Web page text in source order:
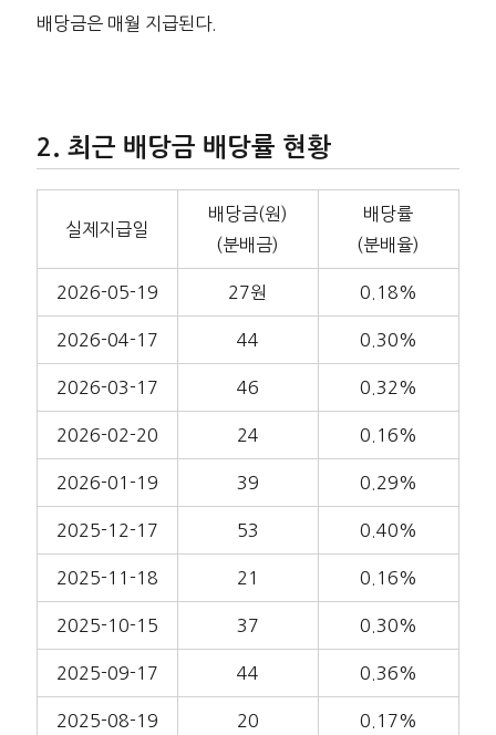
배당금은 매월 지급된다.
최근 배당금 배당률 현황
실제지급일
배당금(원)
(분배금)
배당률
(분배율)
2026-05-19 27원 0.18%
2026-04-17 44 0.30%
2026-03-17 46 0.32%
2026-02-20 24 0.16%
2026-01-19 39 0.29%
2025-12-17 53 0.40%
2025-11-18 21 0.16%
2025-10-15 37 0.30%
2025-09-17 44 0.36%
2025-08-19 20 0.17%